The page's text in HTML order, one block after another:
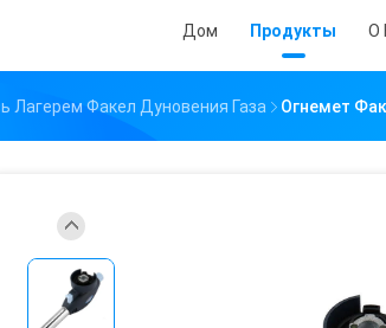
Дом Продукты О
Лагерем Факел Дуновения Газа Огнемет